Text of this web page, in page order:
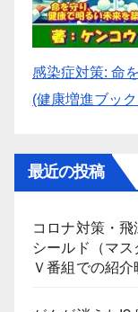
感染症対策: 命
(健康増進ブッ
最近の投稿
コロナ対策・
シールド（マ
Ｖ番組での紹介